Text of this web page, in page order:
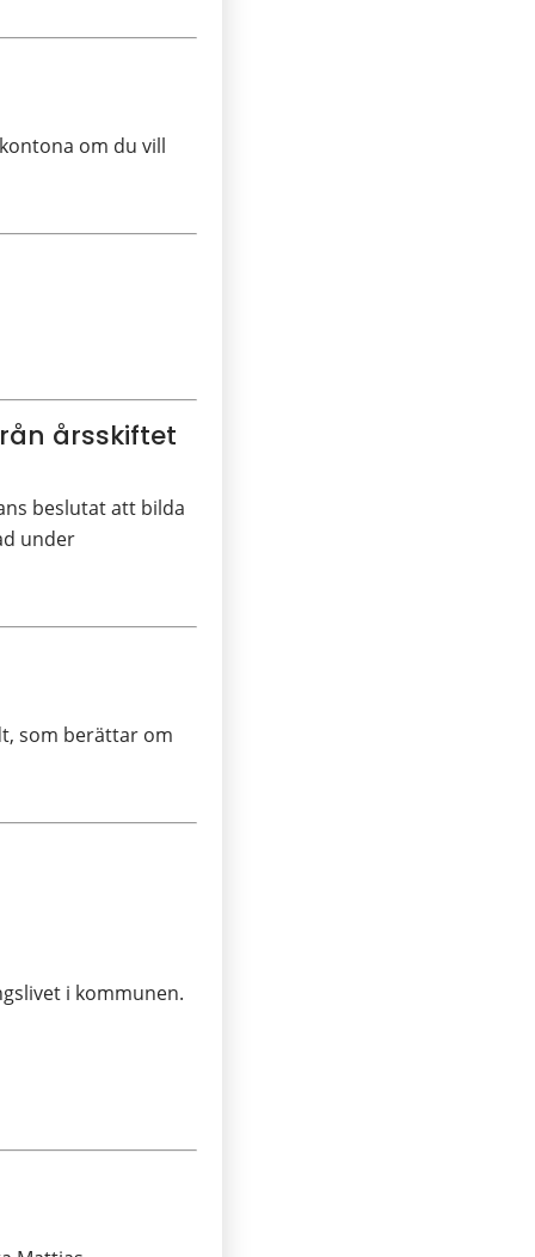
om du vill
årsskiftet
beslutat att bilda
under
som berättar om
i kommunen.